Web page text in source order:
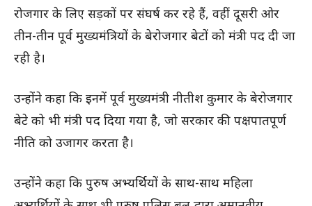
रोजगार के लिए सड़कों पर संघर्ष कर रहे हैं, वहीं दूसरी ओर
तीन-तीन पूर्व मुख्यमंत्रियों के बेरोजगार बेटों को मंत्री पद दी जा
रही है।
उन्होंने कहा कि इनमें पूर्व मुख्यमंत्री नीतीश कुमार के बेरोजगार
बेटे को भी मंत्री पद दिया गया है, जो सरकार की पक्षपातपूर्ण
नीति को उजागर करता है।
उन्होंने कहा कि पुरुष अभ्यर्थियों के साथ-साथ महिला